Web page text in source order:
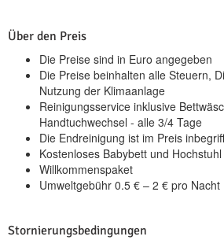
Über den Preis
Die Preise sind in Euro angegeben
Die Preise beinhalten alle Steuern,
Nutzung der Klimaanlage
Reinigungsservice inklusive
Handtuchwechsel - alle 3/4 Tage
Die Endreinigung ist im Preis
Kostenloses Babybett und
Willkommenspaket
Umweltgebühr 0.5 € – 2 € pro Nacht
Stornierungsbedingungen